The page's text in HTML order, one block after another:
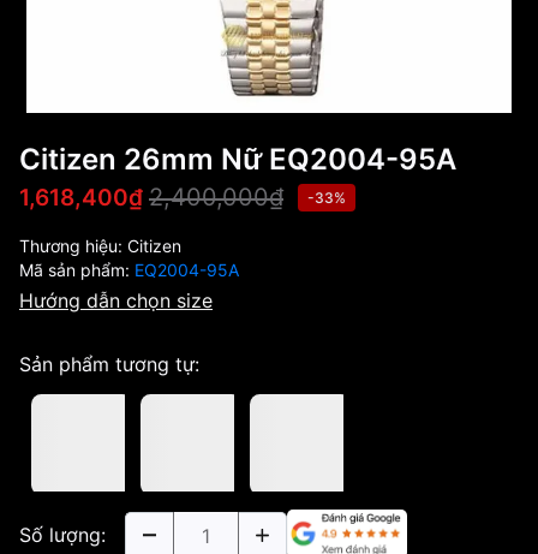
Citizen 26mm Nữ EQ2004-95A
1,618,400₫ 2,400,000₫ -33%
Thương hiệu: Citizen
Mã sản phẩm: EQ2004-95A
Hướng dẫn chọn size
Sản phẩm tương tự:
Số lượng: